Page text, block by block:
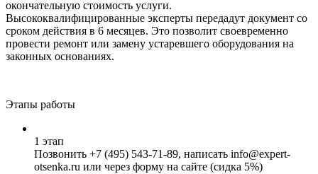
окончательную стоимость услуги.
Высококвалифицированные эксперты передадут документ со
сроком действия в 6 месяцев. Это позволит своевременно
провести ремонт или замену устаревшего оборудования на
законных основаниях.
Этапы работы
1 этап
Позвонить +7 (495) 543-71-89, написать info@expert-
otsenka.ru или через форму на сайте (сидка 5%)